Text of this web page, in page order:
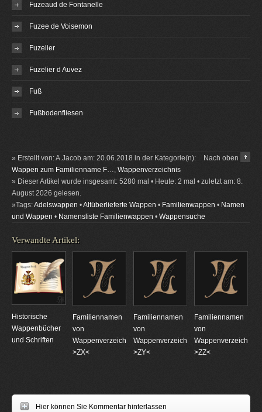
Fuzeaud de Fontanelle
Fuzee de Voisemon
Fuzelier
Fuzelier d Auvez
Fuß
Fußbodenfliesen
Nach oben
» Erstellt von: A.Jacob am: 20.06.2018 in der Kategorie(n):
Wappen zum Familienname F…, Wappenverzeichnis
» Dieser Artikel wurde insgesamt: 5280 mal • Heute: 2 mal • zuletzt am: 8.
August 2026 gelesen.
»Tags:Adelswappen •Altüberlieferte Wappen • Familienwappen • Namen
und Wappen • Namensliste Familienwappen • Wappensuche
Verwandte Artikel:
Historische
Wappenbücher
und Schriften
Familiennamen
von
Wappenverzeichnungen
>ZX<
Familiennamen
von
Wappenverzeichnungen
>ZY<
Familiennamen
von
>ZZ<
Hier können Sie Kommentar hinterlassen